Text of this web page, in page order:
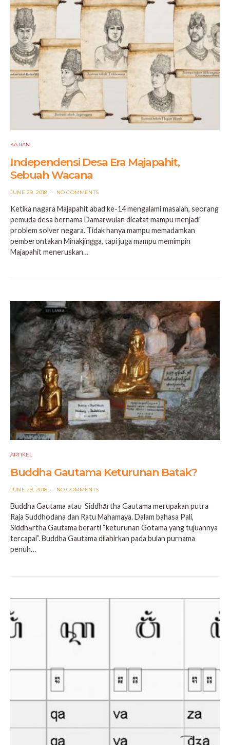
KAJIAN
Independensi Desa Era Majapahit,
Sebuah Wacana
POSTED
JUNE 29, 2018 NO COMMENTS
Ketika nāgara Majapahit abad ke-14 mengalami masalah, seorang
pemuda desa bernama Damarwulan dicatat mampu menjadi
problem solver negara. Tidak hanya mampu memadamkan
pemberontakan Minakjingga, tapi juga mampu memimpin
Majapahit meneruskan…
ARTIKEL
Buddha Gautama Keturunan Batak?
POSTED
JUNE 29, 2018 NO COMMENTS
Buddha Gautama atau Siddhārtha Gautama merupakan putra
Raja Suddhodana dan Ratu Mahamaya. Dalam bahasa Pali,
Siddhārtha Gautama berarti “keturunan Gotama yang tujuannya
tercapai”. Buddha Gautama dilahirkan pada bulan purnama
penuh…